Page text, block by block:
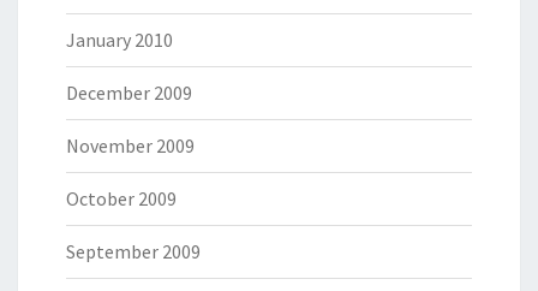
January 2010
December 2009
November 2009
October 2009
September 2009